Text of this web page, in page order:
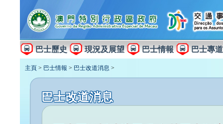
巴士歷史 現況及展望 巴士情報 巴士專道
主頁 > 巴士情報 > 巴士改道消息 >
巴士改道消息